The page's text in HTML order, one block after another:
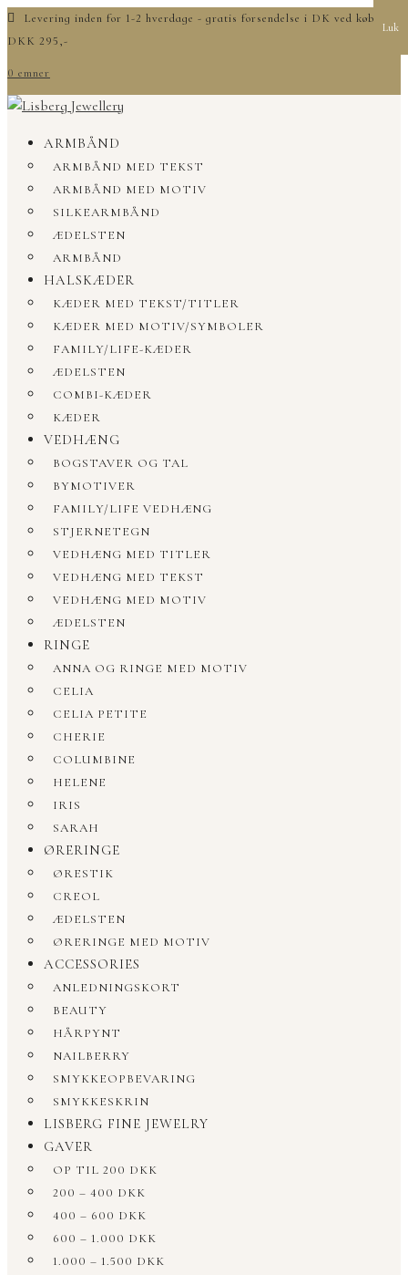
Levering inden for 1-2 hverdage - gratis forsendelse i DK ved køb over
DKK 295,-
0 emner
ARMBÅND
ARMBÅND MED TEKST
ARMBÅND MED MOTIV
SILKEARMBÅND
ÆDELSTEN
ARMBÅND
HALSKÆDER
KÆDER MED TEKST/TITLER
KÆDER MED MOTIV/SYMBOLER
FAMILY/LIFE-KÆDER
ÆDELSTEN
COMBI-KÆDER
KÆDER
VEDHÆNG
BOGSTAVER OG TAL
BYMOTIVER
FAMILY/LIFE VEDHÆNG
STJERNETEGN
VEDHÆNG MED TITLER
VEDHÆNG MED TEKST
VEDHÆNG MED MOTIV
ÆDELSTEN
RINGE
ANNA OG RINGE MED MOTIV
CELIA
CELIA PETITE
CHERIE
COLUMBINE
HELENE
IRIS
SARAH
ØRERINGE
ØRESTIK
CREOL
ÆDELSTEN
ØRERINGE MED MOTIV
ACCESSORIES
ANLEDNINGSKORT
BEAUTY
HÅRPYNT
NAILBERRY
SMYKKEOPBEVARING
SMYKKESKRIN
LISBERG FINE JEWELRY
GAVER
OP TIL 200 DKK
200 – 400 DKK
400 – 600 DKK
600 – 1.000 DKK
1.000 – 1.500 DKK
Luk